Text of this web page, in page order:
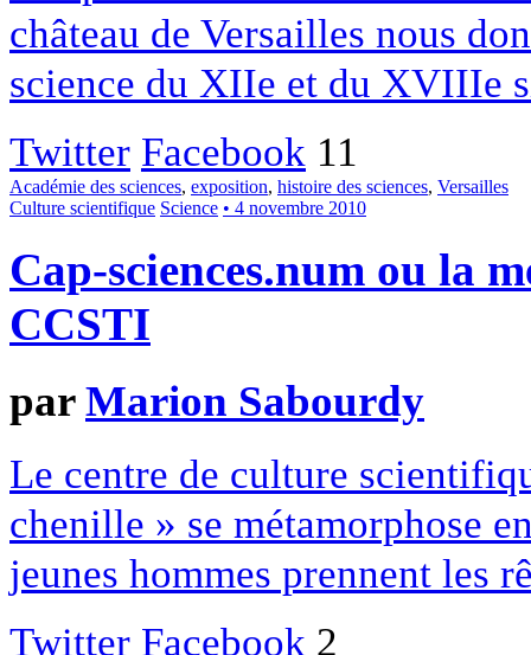
château de Versailles nous
science du XIIe et du XVIIIe
Twitter Facebook 11
Académie des sciences, exposition, histoire des sciences, Versailles
Culture scientifique Science • 4 novembre 2010
Cap-sciences.num ou la
CCSTI
parMarion Sabourdy
Le centre de culture
chenille » se métamorphose
jeunes hommes prennent les
Twitter Facebook 2